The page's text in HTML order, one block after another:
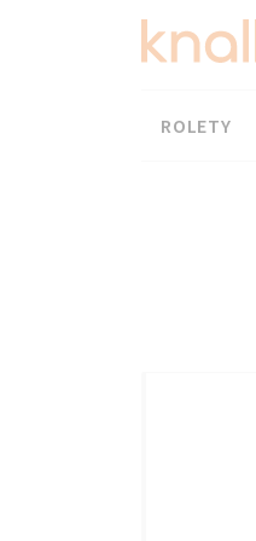
Menu
ROLETY